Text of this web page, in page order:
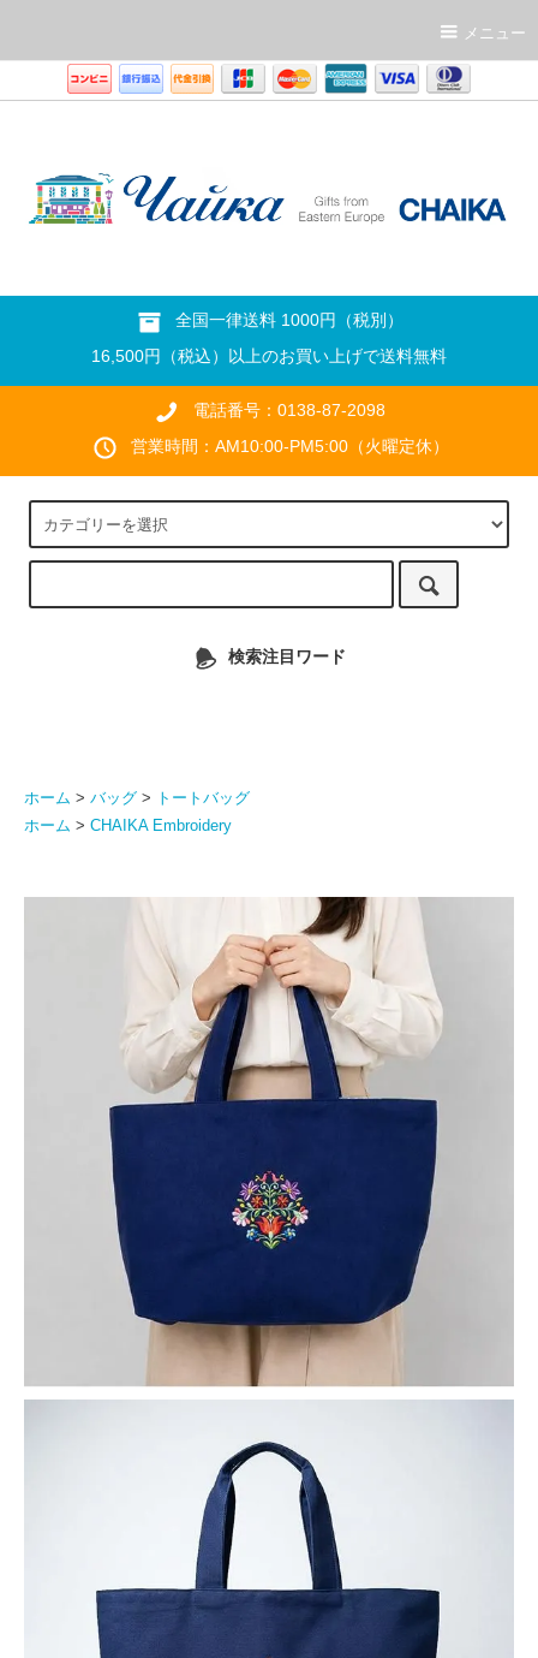
メニュー
全国一律送料 1000円（税別）
16,500円（税込）以上のお買い上げで送料無料
電話番号：0138-87-2098
営業時間：AM10:00-PM5:00（火曜定休）
検索注目ワード
ホーム > バッグ >
トートバッグ
ホーム > CHAIKA Embroidery